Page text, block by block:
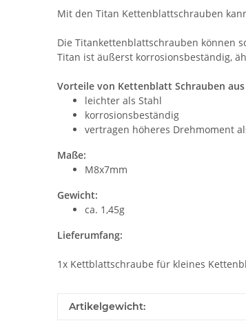
Mit den Titan Kettenblattschrauben
Die Titankettenblattschrauben können
Titan ist äußerst korrosionsbeständig,
Vorteile von Kettenblatt Schrauben
leichter als Stahl
korrosionsbeständig
vertragen höheres Drehmoment
Maße:
M8x7mm
Gewicht:
ca. 1,45g
Lieferumfang:
1x Kettblattschraube für kleines
Artikelgewicht: